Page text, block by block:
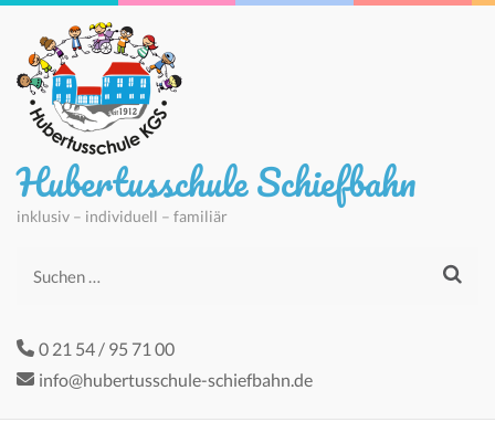
Hubertusschule Schiefbahn
inklusiv – individuell – familiär
Suchen
0 21 54 / 95 71 00
info@hubertusschule-schiefbahn.de